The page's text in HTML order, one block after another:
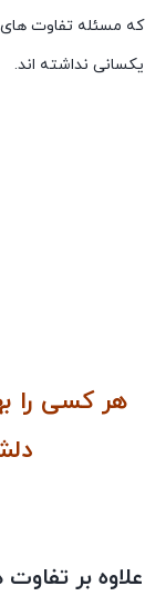
که مسئله تفاوت
یکسانی نداشته اند.
هر کسی را
علاوه بر